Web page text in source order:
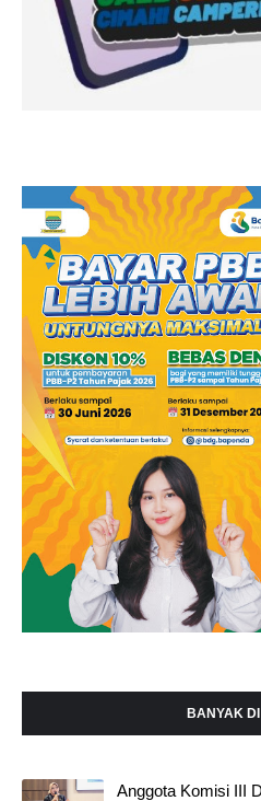
BANYAK
Anggota Komisi III